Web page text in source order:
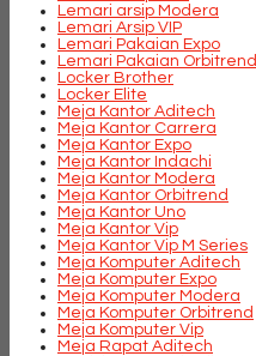
Lemari arsip Modera
Lemari Arsip VIP
Lemari Pakaian Expo
Lemari Pakaian Orbitrend
Locker Brother
Locker Elite
Meja Kantor Aditech
Meja Kantor Carrera
Meja Kantor Expo
Meja Kantor Indachi
Meja Kantor Modera
Meja Kantor Orbitrend
Meja Kantor Uno
Meja Kantor Vip
Meja Kantor Vip M Series
Meja Komputer Aditech
Meja Komputer Expo
Meja Komputer Modera
Meja Komputer Orbitrend
Meja Komputer Vip
Meja Rapat Aditech